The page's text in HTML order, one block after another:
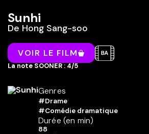
Sunhi
De Hong Sang-soo
VOIR LE FILM
La note SOONER : 4/5
Genres
#Drame
#Comédie dramatique
Durée (en min)
88